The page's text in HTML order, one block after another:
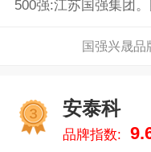
500强:江苏国强集团
服务商，是服务于全
构建人类更美好的未
架系统超60GW。
国强兴晟品
安泰科
品牌指数: